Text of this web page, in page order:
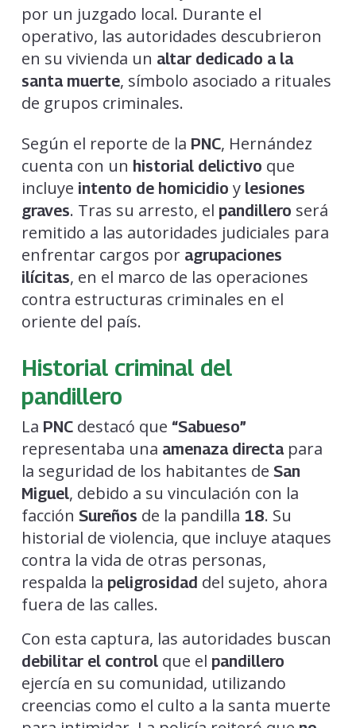
por un juzgado local. Durante el
operativo, las autoridades descubrieron
en su vivienda un altar dedicado a la
santa muerte, símbolo asociado a rituales
de grupos criminales.
Según el reporte de la PNC, Hernández
cuenta con un historial delictivo que
incluye intento de homicidio y lesiones
graves. Tras su arresto, el pandillero será
remitido a las autoridades judiciales para
enfrentar cargos por agrupaciones
ilícitas, en el marco de las operaciones
contra estructuras criminales en el
oriente del país.
Historial criminal del
pandillero
La PNCdestacó que “Sabueso”
representaba una amenaza directapara
la seguridad de los habitantes de San
Miguel, debido a su vinculación con la
facción Sureños de la pandilla 18. Su
historial de violencia, que incluye ataques
contra la vida de otras personas,
respalda la peligrosidad del sujeto, ahora
fuera de las calles.
Con esta captura, las autoridades buscan
debilitar el controlque el pandillero
ejercía en su comunidad, utilizando
creencias como el culto a la santa muerte